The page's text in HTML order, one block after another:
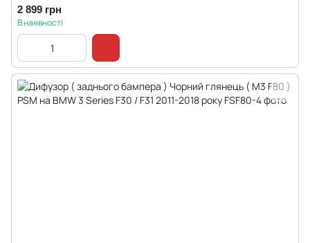
2 899 грн
В наявності